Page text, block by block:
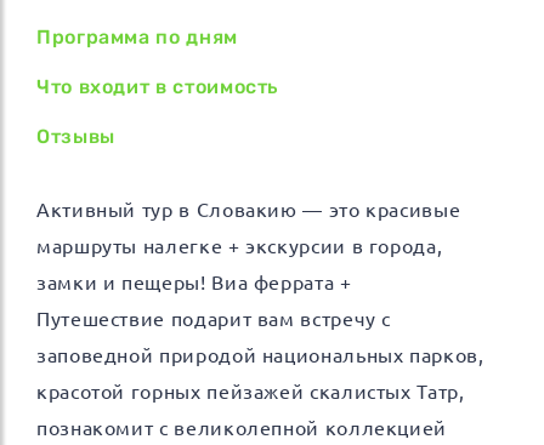
Программа по дням
Что входит в стоимость
Отзывы
Активный тур в Словакию — это красивые
маршруты налегке + экскурсии в города,
замки и пещеры! Виа феррата +
Путешествие подарит вам встречу с
заповедной природой национальных парков,
красотой горных пейзажей скалистых Татр,
познакомит с великолепной коллекцией